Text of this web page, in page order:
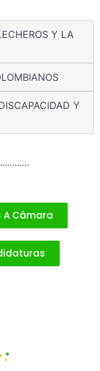
Y LA
Y
A Cámara